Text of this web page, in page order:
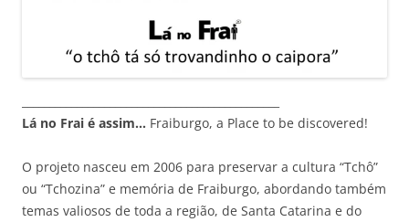
Lá no Frai é assim… Fraiburgo, a Place to be discovered!
O projeto nasceu em 2006 para preservar a cultura “Tchô”
ou “Tchozina” e memória de Fraiburgo, abordando também
temas valiosos de toda a região, de Santa Catarina e do